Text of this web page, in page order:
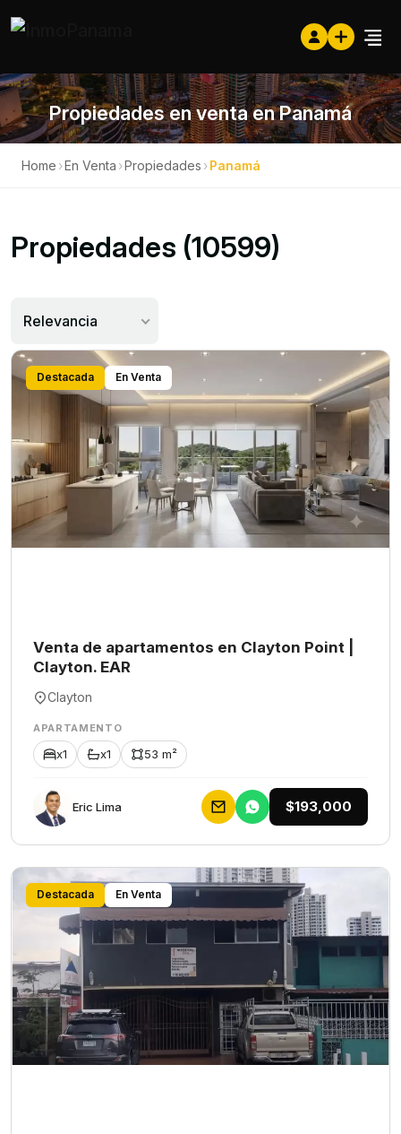
Propiedades en venta en Panamá
Home ›En Venta ›Propiedades ›Panamá
Propiedades (10599)
Relevancia
Destacada En Venta
Venta de apartamentos en Clayton Point |
Clayton. EAR
Clayton
APARTAMENTO
x1 x1 53 m²
Eric Lima $193,000
Destacada En Venta